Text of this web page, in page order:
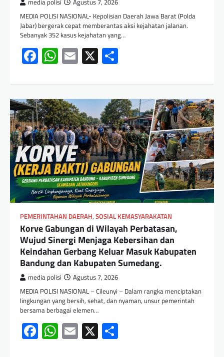
media polisi Agustus 7, 2026
MEDIA POLISI NASIONAL- Kepolisian Daerah Jawa Barat (Polda
Jabar) bergerak cepat memberantas aksi kejahatan jalanan.
Sebanyak 352 kasus kejahatan yang…
Facebook
WhatsApp
Email
X
PEMERINTAHAN DAERAH, SOSIAL KEMASYARAKATAN
Korve Gabungan di Wilayah Perbatasan,
Wujud Sinergi Menjaga Kebersihan dan
Keindahan Gerbang Keluar Masuk Kabupaten
Bandung dan Kabupaten Sumedang.
media polisi Agustus 7, 2026
MEDIA POLISI NASIONAL – Cileunyi – Dalam rangka menciptakan
lingkungan yang bersih, sehat, dan nyaman, unsur pemerintah
bersama berbagai elemen…
Facebook
WhatsApp
Email
X